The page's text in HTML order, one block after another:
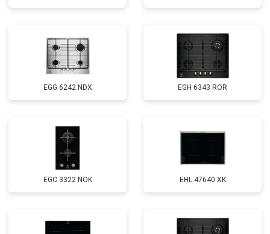
EGG 6242 NDX EGH 6343 ROR
EGС 3322 NOK EHL 47640 XK